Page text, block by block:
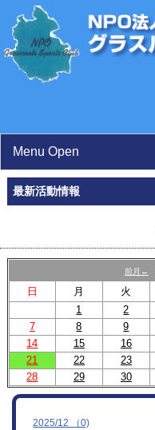
Menu Open
TOP
活動日程表
スタッフ紹介
クラブ紹介
toto助成活動
MOVIE
最新活動情報
前月←
日 月 火
1
2
7
8 9
14
15 16
21
22 23
28
29 30
2025/12 （0)